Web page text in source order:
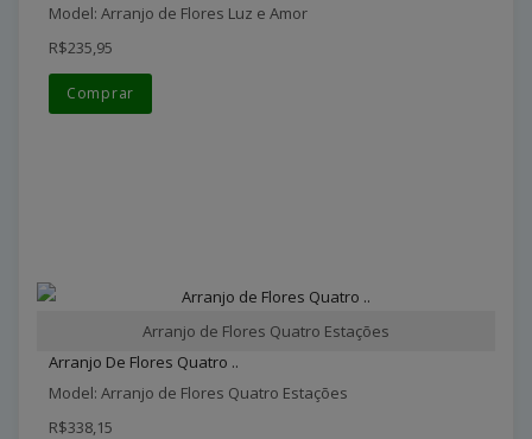
Model: Arranjo de Flores Luz e Amor
R$235,95
Comprar
Arranjo de Flores Quatro Estações
Arranjo De Flores Quatro ..
Model: Arranjo de Flores Quatro Estações
R$338,15